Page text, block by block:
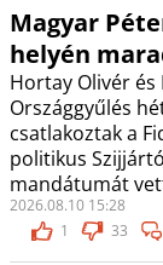
Magyar
helyén
Hortay Olivér
Országgyűlés
csatlakoztak a
politikus
mandátumát
2026.08.10 15:28
1
33